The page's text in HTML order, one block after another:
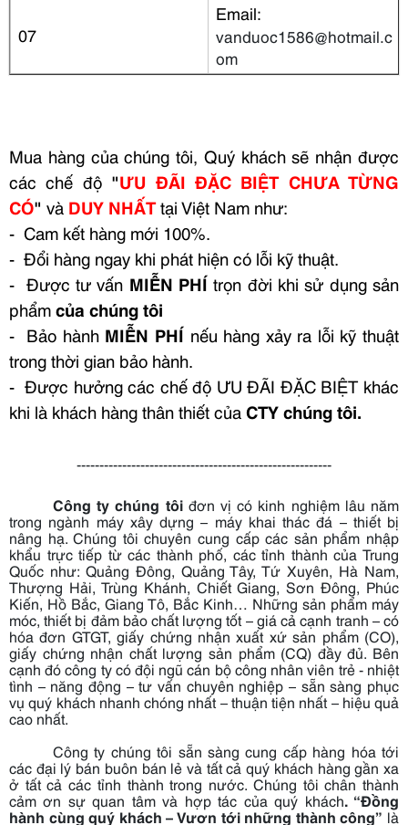
07
Email:
vanduoc1586@hotmail.c
om
Mua hàng của chúng tôi, Quý khách sẽ nhận được
các chế độ"ƯU ĐÃI ĐẶC BIỆT CHƯA TỪNG
CÓ" và DUY NHẤTtại Việt Nam như:
- Cam kết hàng mới 100%.
- Đổi hàng ngay khi phát hiện có lỗi kỹ thuật.
- Được tư vấn MIỄN PHÍ trọn đời khi sử dụng sản
phẩmcủa chúng tôi
- Bảo hành MIỄN PHÍnếu hàng xảy ra lỗi kỹ thuật
trong thời gian bảo hành.
- Được hưởng các chế độ ƯU ĐÃI ĐẶC BIỆT khác
khi là khách hàng thân thiết củaCTY chúng tôi.
--------------------------------------------------------
Công ty chúng tôiđơn vị có kinh nghiệm lâu năm
trong ngành máy xây dựng – máy khai thác đá – thiết bị
nâng hạ. Chúng tôi chuyên cung cấp các sản phẩm nhập
khẩu trực tiếp từ các thành phố, các tỉnh thành của Trung
Quốc như: Quảng Đông, Quảng Tây, Tứ Xuyên, Hà Nam,
Thượng Hải, Trùng Khánh, Chiết Giang, Sơn Đông, Phúc
Kiến, Hồ Bắc, Giang Tô, Bắc Kinh… Những sản phẩm máy
móc, thiết bị đảm bảo chất lượng tốt – giá cả cạnh tranh – có
hóa đơn GTGT, giấy chứng nhận xuất xứ sản phẩm (CO),
giấy chứng nhận chất lượng sản phẩm (CQ) đầy đủ. Bên
cạnh đó công ty có đội ngũ cán bộ công nhân viên trẻ - nhiệt
tình – năng động – tư vấn chuyên nghiệp – sẵn sàng phục
vụ quý khách nhanh chóng nhất – thuận tiện nhất – hiệu quả
cao nhất.
Công ty chúng tôi sẵn sàng cung cấp hàng hóa tới
các đại lý bán buôn bán lẻ và tất cả quý khách hàng gần xa
ở tất cả các tỉnh thành trong nước. Chúng tôi chân thành
cảm ơn sự quan tâm và hợp tác của quý khách. “Đồng
hành cùng quý khách – Vươn tới những thành công” là